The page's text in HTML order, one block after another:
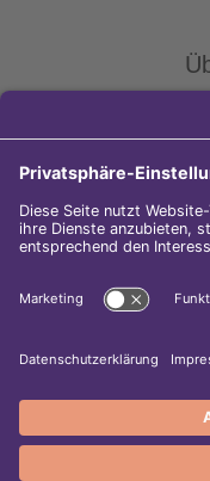
Die Kupferkette
Kupferspirale Frauen
Sie wird wie eine
eingeführt und
Diese
5.000